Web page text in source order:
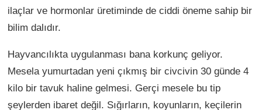
ilaçlar ve hormonlar üretiminde de ciddi öneme sahip bir
bilim dalıdır.
Hayvancılıkta uygulanması bana korkunç geliyor.
Mesela yumurtadan yeni çıkmış bir civcivin 30 günde 4
kilo bir tavuk haline gelmesi. Gerçi mesele bu tip
şeylerden ibaret değil. Sığırların, koyunların, keçilerin